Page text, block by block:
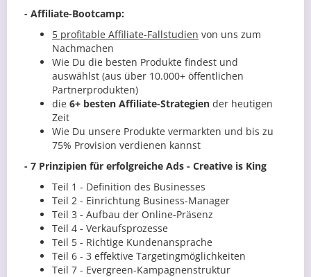
- Affiliate-Bootcamp:
5 profitable Affiliate-Fallstudien von uns zum
Nachmachen
Wie Du die besten Produkte findest und
auswählst (aus über 10.000+ öffentlichen
Partnerprodukten)
die 6+ besten Affiliate-Strategien der heutigen
Zeit
Wie Du unsere Produkte vermarkten und bis zu
75% Provision verdienen kannst
- 7 Prinzipien für erfolgreiche Ads - Creative is King
Teil 1 - Definition des Businesses
Teil 2 - Einrichtung Business-Manager
Teil 3 - Aufbau der Online-Präsenz
Teil 4 - Verkaufsprozesse
Teil 5 - Richtige Kundenansprache
Teil 6 - 3 effektive Targetingmöglichkeiten
Teil 7 - Evergreen-Kampagnenstruktur